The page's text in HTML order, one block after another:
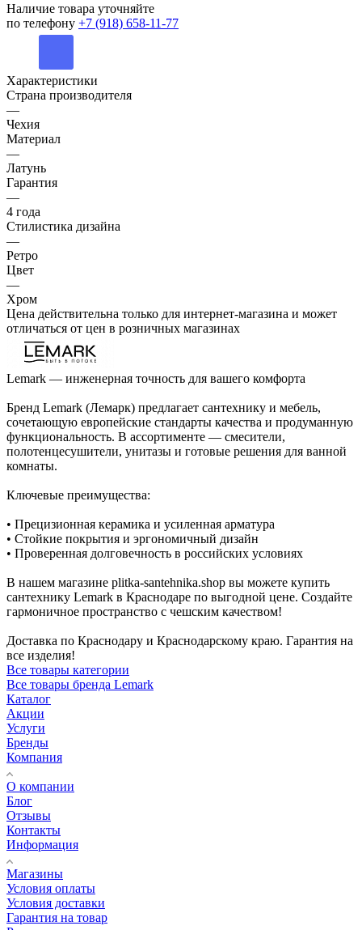
Купить в 1 клик
Рассчитать доставку
Наличие товара уточняйте
по телефону+7 (918) 658-11-77
Характеристики
Страна производителя
—
Чехия
Материал
—
Латунь
Гарантия
—
4 года
Стилистика дизайна
—
Ретро
Цвет
Хром
отличаться от цен в розничных магазинах
Lemark — инженерная точность для вашего комфорта
сочетающую европейские стандарты качества и продуманную
полотенцесушители, унитазы и готовые решения для ванной
комнаты.
• Прецизионная керамика и усиленная арматура
• Стойкие покрытия и эргономичный дизайн
В нашем магазине plitka-santehnika.shop вы можете купить
сантехнику Lemark в Краснодаре по выгодной цене. Создайте
гармоничное пространство с чешским качеством!
Доставка по Краснодару и Краснодарскому краю. Гарантия на
все изделия!
Все товары категории
Все товары бренда Lemark
Каталог
Акции
Услуги
Бренды
Компания
О компании
Блог
Отзывы
Контакты
Информация